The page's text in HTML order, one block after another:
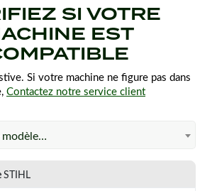
SI VOTRE
EST
Si votre machine ne figure pas dans
Contactez notre service client
modèle…
STIHL